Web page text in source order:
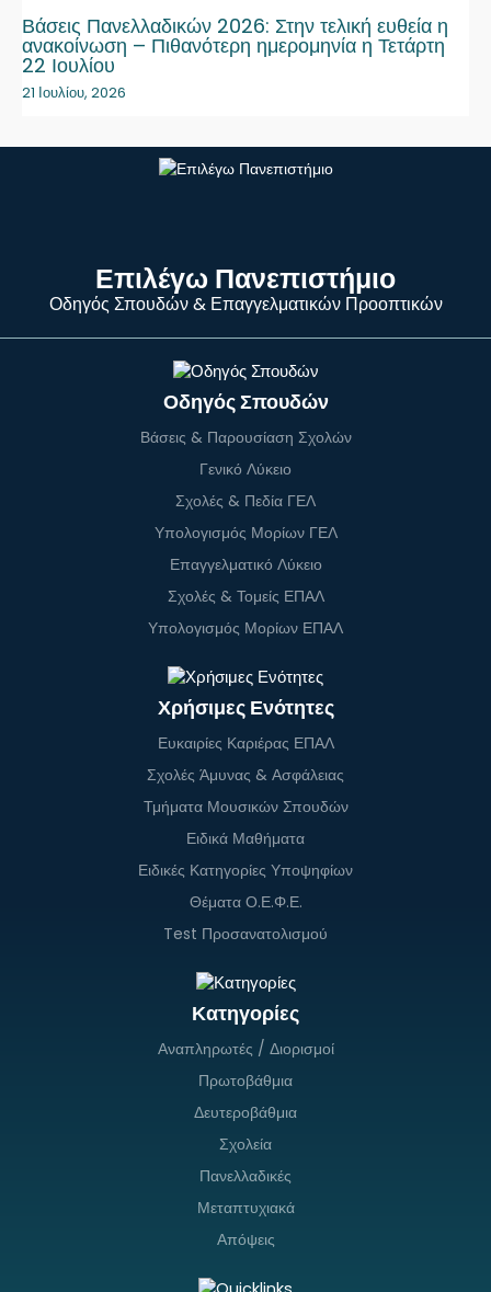
Βάσεις Πανελλαδικών 2026: Στην τελική ευθεία η
ανακοίνωση – Πιθανότερη ημερομηνία η Τετάρτη
22 Ιουλίου
21 Ιουλίου, 2026
Επιλέγω Πανεπιστήμιο
Οδηγός Σπουδών & Επαγγελματικών Προοπτικών
Οδηγός Σπουδών
Βάσεις & Παρουσίαση Σχολών
Γενικό Λύκειο
Σχολές & Πεδία ΓΕΛ
Υπολογισμός Μορίων ΓΕΛ
Επαγγελματικό Λύκειο
Σχολές & Τομείς ΕΠΑΛ
Υπολογισμός Μορίων ΕΠΑΛ
Χρήσιμες Ενότητες
Ευκαιρίες Καριέρας ΕΠΑΛ
Σχολές Άμυνας & Ασφάλειας
Τμήματα Μουσικών Σπουδών
Ειδικά Μαθήματα
Ειδικές Κατηγορίες Υποψηφίων
Θέματα Ο.Ε.Φ.Ε.
Test Προσανατολισμού
Κατηγορίες
Αναπληρωτές / Διορισμοί
Πρωτοβάθμια
Δευτεροβάθμια
Σχολεία
Πανελλαδικές
Μεταπτυχιακά
Απόψεις